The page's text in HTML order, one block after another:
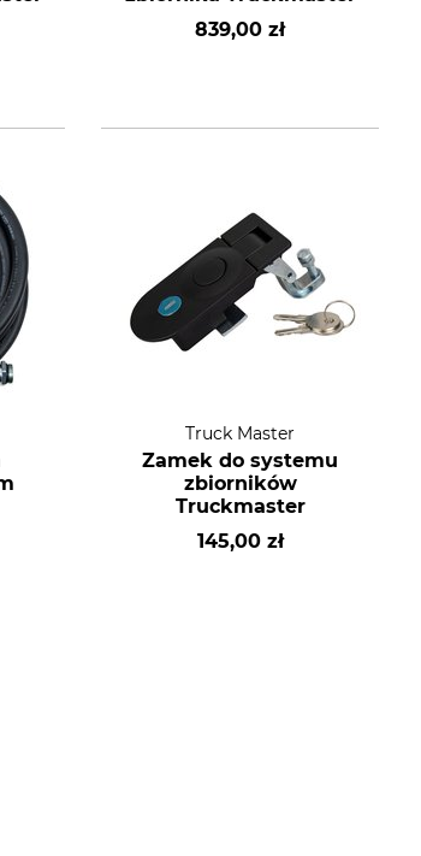
839,00 zł
Truck Master
Zamek do systemu
zbiorników
Truckmaster
145,00 zł